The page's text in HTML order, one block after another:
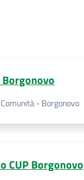
- Borgonovo
CUP Borgonovo